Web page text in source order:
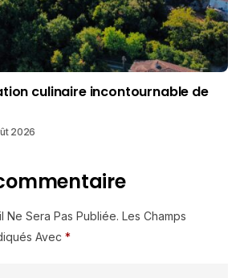
culinaire incontournable de
2026
Ne Sera Pas Publiée. Les Champs
Avec *